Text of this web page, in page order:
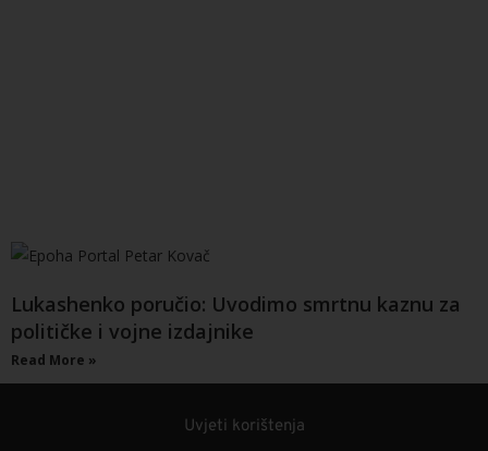
Lukashenko poručio: Uvodimo smrtnu kaznu za
političke i vojne izdajnike
Read More »
Uvjeti korištenja